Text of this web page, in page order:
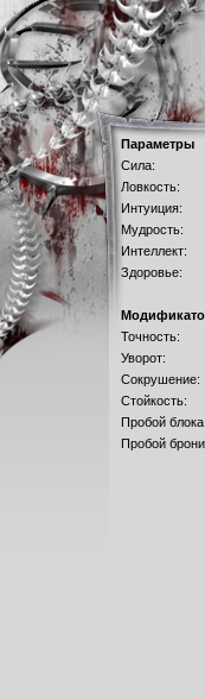
Параметры
Сила:
Ловкость:
Интуиция:
Мудрость:
Интеллект:
Здоровье:
Точность:
Уворот:
Сокрушение:
Стойкость:
Пробой блока:
Пробой